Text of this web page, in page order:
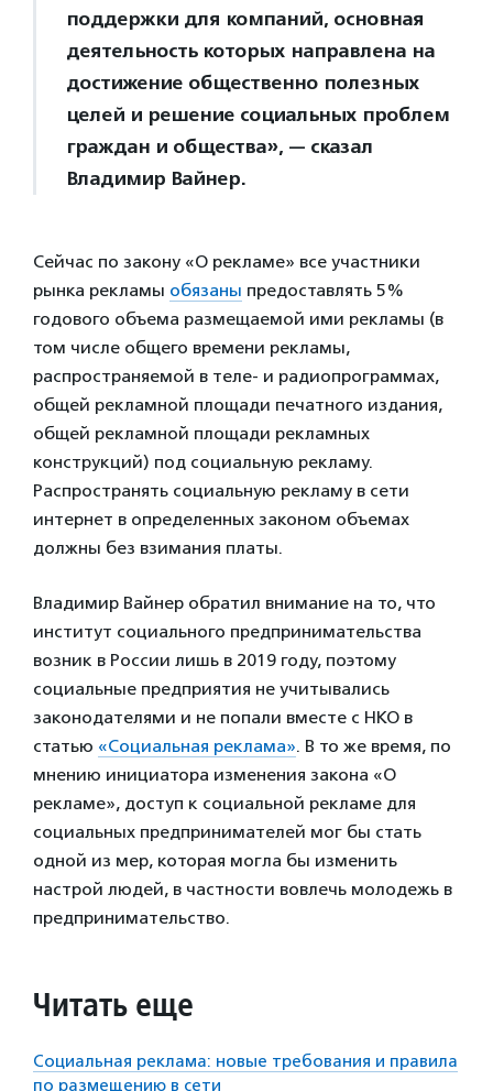
поддержки для компаний, основная
деятельность которых направлена на
достижение общественно полезных
целей и решение социальных проблем
граждан и общества», — сказал
Владимир Вайнер.
Сейчас по закону «О рекламе» все участники
рынка рекламы обязаны предоставлять 5%
годового объема размещаемой ими рекламы (в
том числе общего времени рекламы,
распространяемой в теле- и радиопрограммах,
общей рекламной площади печатного издания,
общей рекламной площади рекламных
конструкций) под социальную рекламу.
Распространять социальную рекламу в сети
интернет в определенных законом объемах
должны без взимания платы.
Владимир Вайнер обратил внимание на то, что
институт социального предпринимательства
возник в России лишь в 2019 году, поэтому
социальные предприятия не учитывались
законодателями и не попали вместе с НКО в
статью «Социальная реклама». В то же время, по
мнению инициатора изменения закона «О
рекламе», доступ к социальной рекламе для
социальных предпринимателей мог бы стать
одной из мер, которая могла бы изменить
настрой людей, в частности вовлечь молодежь в
предпринимательство.
Читать еще
Социальная реклама: новые требования и правила
по размещению в сети